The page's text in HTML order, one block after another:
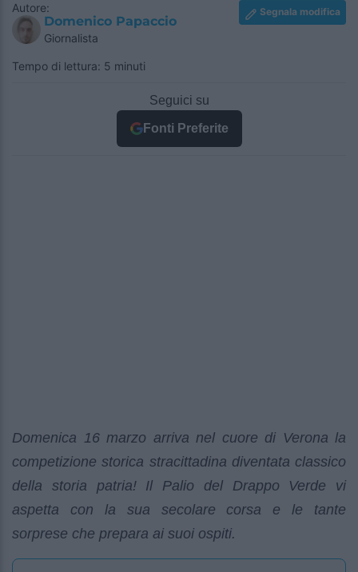
Autore:
Domenico Papaccio
Giornalista
Segnala modifica
Tempo di lettura: 5 minuti
Seguici su
Fonti Preferite
Domenica 16 marzo arriva nel cuore di Verona la
competizione storica stracittadina diventata classico
della storia patria! Il Palio del Drappo Verde vi
aspetta con la sua secolare corsa e le tante
sorprese che prepara ai suoi ospiti.